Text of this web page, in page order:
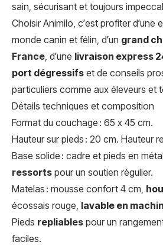
sain, sécurisant et toujours
Choisir Animilo, c’est profiter d’une
monde canin et félin, d’un grand
France, d’une livraison express
port dégressifs et de conseils
particuliers comme aux éleveurs et
Détails techniques et composition
Format du couchage : 65 x 45 cm.
Hauteur sur pieds : 20 cm. Hauteur
Base solide : cadre et pieds en
ressorts pour un soutien régulier.
Matelas : mousse confort 4 cm,
écossais rouge, lavable en
Pieds repliables pour un
faciles.